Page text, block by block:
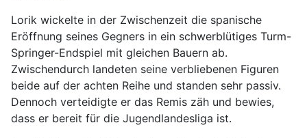
Lorik wickelte in der Zwischenzeit die spanische
Eröffnung seines Gegners in ein schwerblütiges Turm-
Springer-Endspiel mit gleichen Bauern ab.
Zwischendurch landeten seine verbliebenen Figuren
beide auf der achten Reihe und standen sehr passiv.
Dennoch verteidigte er das Remis zäh und bewies,
dass er bereit für die Jugendlandesliga ist.